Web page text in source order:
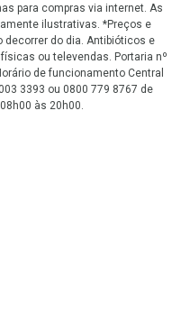
para compras via internet. As
ilustrativas. *Preços e
do dia. Antibióticos e
ou televendas. Portaria nº
de funcionamento Central
3393 ou 0800 779 8767 de
às 20h00.